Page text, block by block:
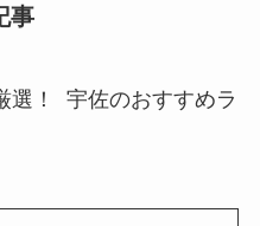
事
選！ 宇佐のおすすめラ